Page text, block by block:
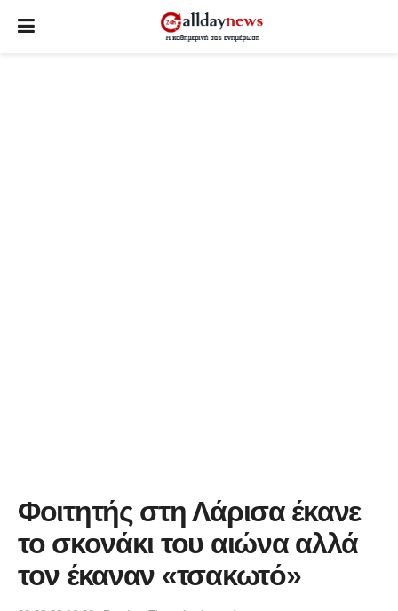
Φοιτητής στη Λάρισα έκανε
το σκονάκι του αιώνα αλλά
τον έκαναν «τσακωτό»